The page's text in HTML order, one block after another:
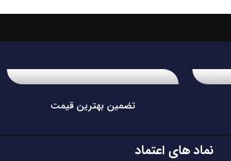
تضمین بهترین قیمت
نماد های اعتماد